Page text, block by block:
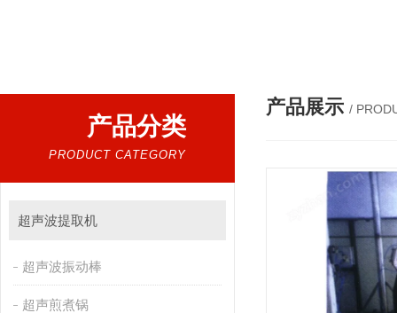
产品分类
PRODUCT CATEGORY
超声波提取机
超声波振动棒
超声煎煮锅
产品展示 /